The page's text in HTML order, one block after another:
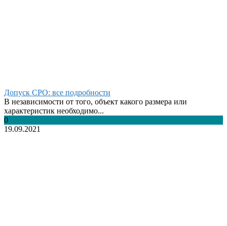
Допуск СРО: все подробности
В независимости от того, объект какого размера или
характеристик необходимо...
0
19.09.2021